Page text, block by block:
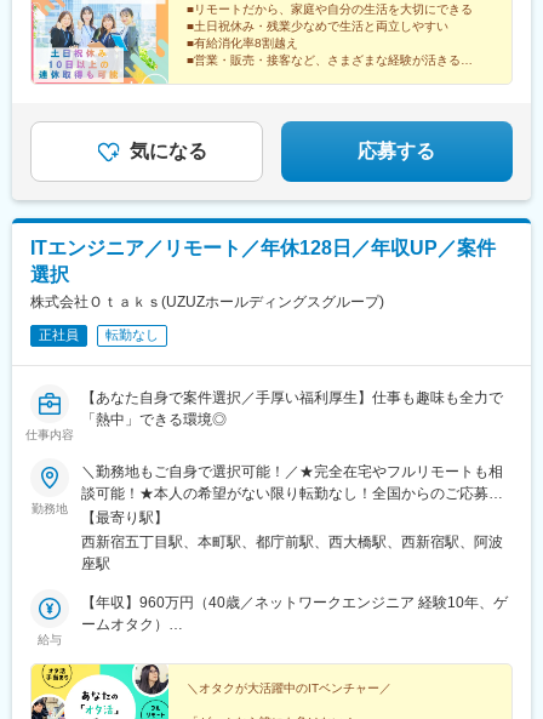
■リモートだから、家庭や自分の生活を大切にできる
■土日祝休み・残業少なめで生活と両立しやすい
■有給消化率8割越え
■営業・販売・接客など、さまざまな経験が活きる
気になる 応募する
ITエンジニア／リモート／年休128日／年収UP／案件
選択
株式会社Ｏｔａｋｓ(UZUZホールディングスグループ)
正社員 転勤なし
仕事内容
【あなた自身で案件選択／手厚い福利厚生】仕事も趣味も全力で
「熱中」できる環境◎
勤務地
＼勤務地もご自身で選択可能！／★完全在宅やフルリモートも相
談可能！★本人の希望がない限り転勤なし！全国からのご応募お
待ちしております！本社／東京都新宿区西新宿4-3-13 西新宿三関
ビル2F・都営大江戸線「西新宿五丁目駅」徒歩1分大阪オフィス
／大阪府大阪市西区阿波座1-11-17 西本町有楽ビル201～202・御
【最寄り駅】
西新宿五丁目駅、本町駅、都庁前駅、西大橋駅、西新宿駅、阿波
座駅
給与
【年収】960万円（40歳／ネットワークエンジニア 経験10年、ゲ
ームオタク）
オタク）
＼オタクが大活躍中のITベンチャー／